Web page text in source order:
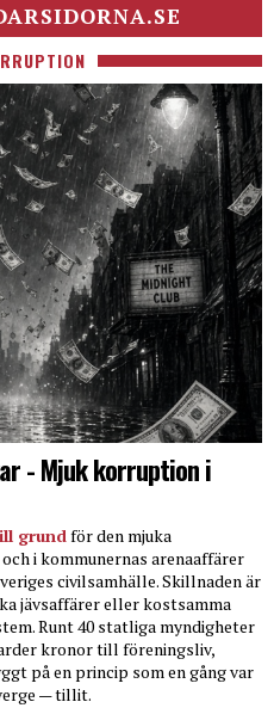
- Mjuk korruption i
grundför den mjuka
i kommunernas arenaaffärer
civilsamhälle. Skillnaden är
jävsaffärer eller kostsamma
Runt 40 statliga myndigheter
kronor till föreningsliv,
på en princip som en gång var
— tillit.